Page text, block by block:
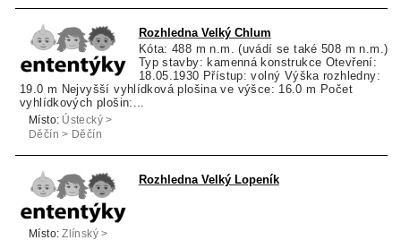
Rozhledna Velký Chlum
Kóta: 488 m n.m. (uvádí se také 508 m n.m.)
Typ stavby: kamenná konstrukce Otevření:
18.05.1930 Přístup: volný Výška rozhledny:
19.0 m Nejvyšší vyhlídková plošina ve výšce: 16.0 m Počet
vyhlídkových plošin:...
Místo: Ústecký >
Děčín > Děčín
Rozhledna Velký Lopeník
Místo: Zlínský >